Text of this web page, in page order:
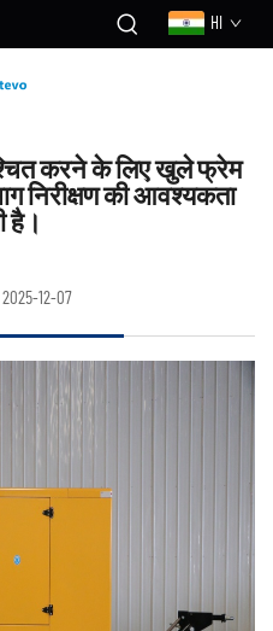
HI
करने के लिए खुले फ्रेम
निरीक्षण की आवश्यकता
है।
2025-12-07